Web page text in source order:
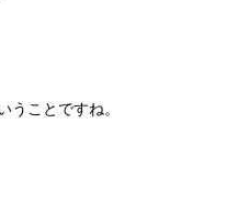
ことですね。